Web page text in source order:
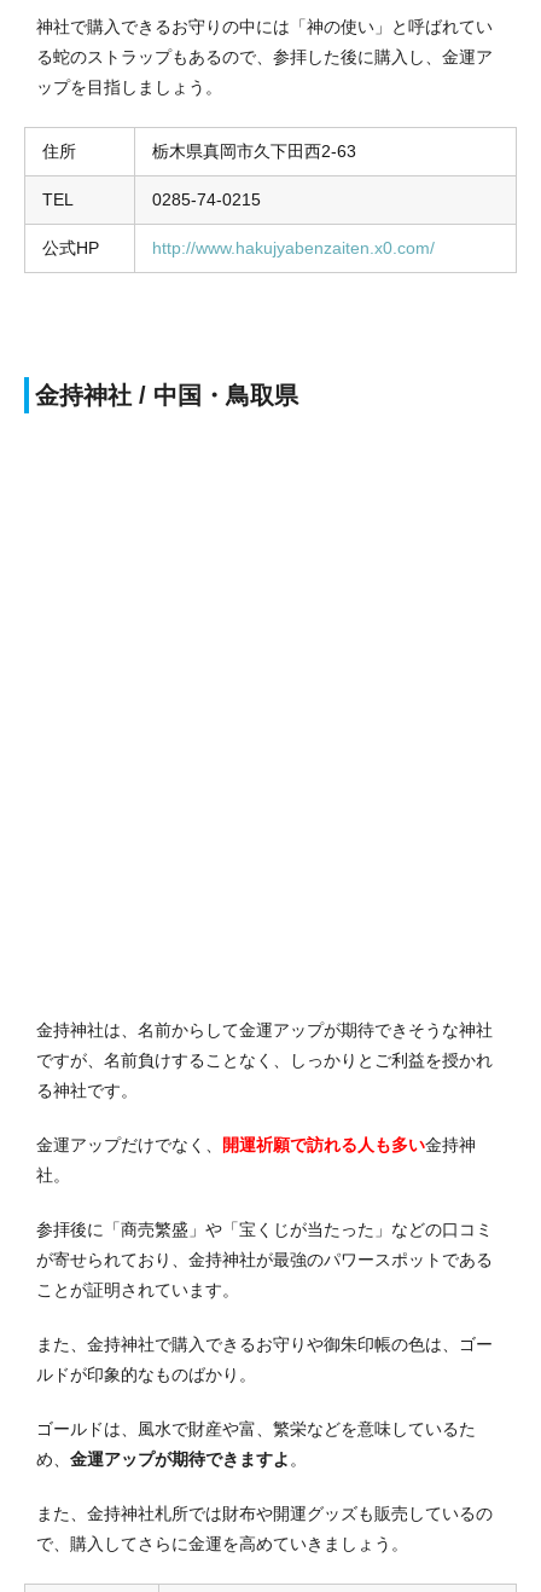
神社で購入できるお守りの中には「神の使い」と呼ばれてい
る蛇のストラップもあるので、参拝した後に購入し、金運ア
ップを目指しましょう。
住所 栃木県真岡市久下田西2-63
TEL 0285-74-0215
公式HP http://www.hakujyabenzaiten.x0.com/
金持神社 / 中国・鳥取県
金持神社は、名前からして金運アップが期待できそうな神社
ですが、名前負けすることなく、しっかりとご利益を授かれ
る神社です。
金運アップだけでなく、 開運祈願で訪れる人も多い金持神
社。
参拝後に「商売繁盛」や「宝くじが当たった」などの口コミ
が寄せられており、金持神社が最強のパワースポットである
ことが証明されています。
また、金持神社で購入できるお守りや御朱印帳の色は、ゴー
ルドが印象的なものばかり。
ゴールドは、風水で財産や富、繁栄などを意味しているた
め、 金運アップが期待できますよ 。
また、金持神社札所では財布や開運グッズも販売しているの
で、購入してさらに金運を高めていきましょう。